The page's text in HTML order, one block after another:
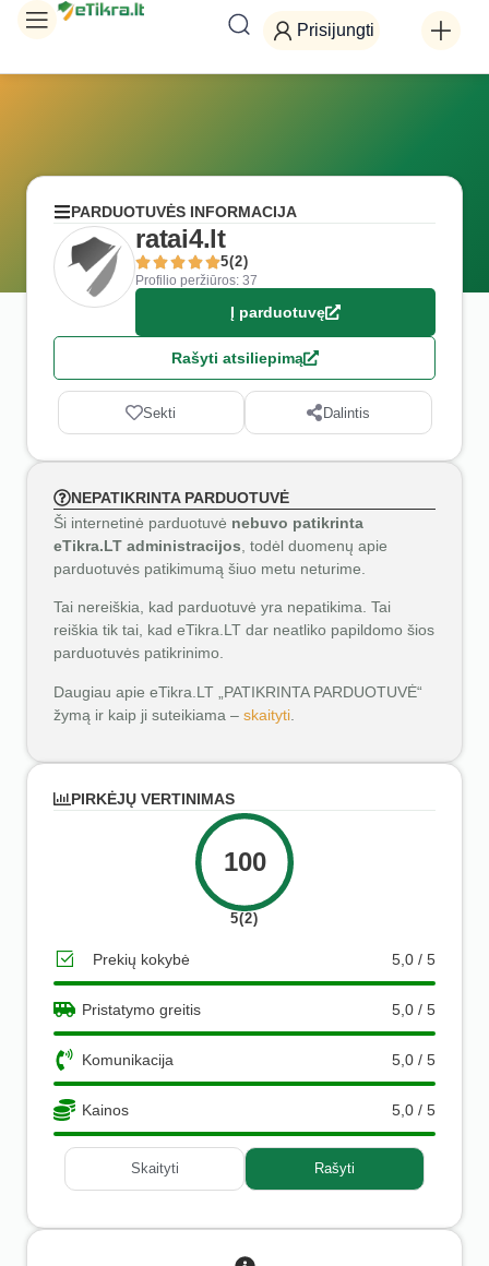
Prisijungti
PARDUOTUVĖS INFORMACIJA
ratai4.lt
5(2)
Profilio peržiūros: 37
Į parduotuvę
Rašyti atsiliepimą
Sekti Dalintis
NEPATIKRINTA PARDUOTUVĖ
Ši internetinė parduotuvė nebuvo patikrinta
eTikra.LT administracijos , todėl duomenų apie
parduotuvės patikimumą šiuo metu neturime.
Tai nereiškia, kad parduotuvė yra nepatikima. Tai
reiškia tik tai, kad eTikra.LT dar neatliko papildomo šios
parduotuvės patikrinimo.
Daugiau apie eTikra.LT „PATIKRINTA PARDUOTUVĖ“
žymą ir kaip ji suteikiama – skaityti
PIRKĖJŲ VERTINIMAS
100
5(2)
Prekių kokybė 5,0 / 5
Pristatymo greitis 5,0 / 5
Komunikacija 5,0 / 5
Kainos 5,0 / 5
Skaityti Rašyti